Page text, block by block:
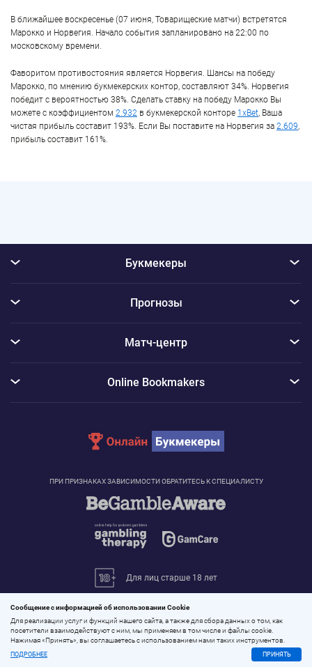
В ближайшее воскресенье (07 июня, Товарищеские матчи) встретятся
Марокко и Норвегия. Начало события запланировано на 22:00 по
московскому времени.
Фаворитом противостояния является Норвегия. Шансы на победу
Марокко, по мнению букмекерских контор, составляют 34%. Норвегия
победит с вероятностью 38%. Сделать ставку на победу Марокко Вы
можете с коэффициентом 2.932 в букмекерской конторе 1xBet , Ваша
чистая прибыль составит 193%. Если Вы поставите на Норвегия за 2.609
прибыль составит 161%.
ПРИ ПРИЗНАКАХ ЗАВИСИМОСТИ ОБРАТИТЕСЬ К СПЕЦИАЛИСТУ
Для лиц старше 18 лет
Букмекеры
Прогнозы
Матч-центр
Online Bookmakers
Сообщение с информацией об использовании Cookie
Для реализации услуг и функций нашего сайта, а также для сбора данных о том, как
посетители взаимодействуют с ним, мы применяем в том числе и файлы cookie.
Нажимая «Принять», вы соглашаетесь с использованием нами таких инструментов.
ПОДРОБНЕЕ ПРИНЯТЬ